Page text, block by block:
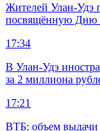
Жителей Улан-Удэ
посвящённую Дню
17:34
В Улан-Удэ
за 2 миллиона
17:21
ВТБ: объем выдачи